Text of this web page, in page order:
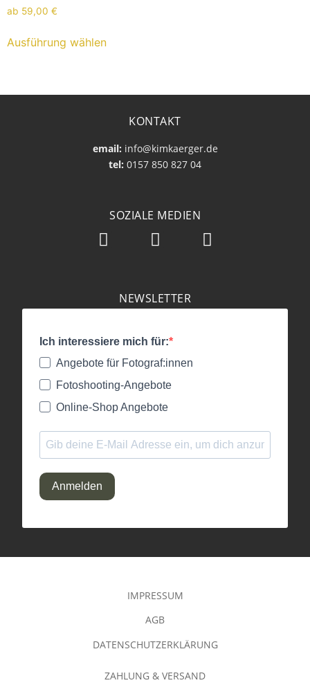
ab 59,00 €
Ausführung wählen
KONTAKT
email: info@kimkaerger.de
tel: 0157 850 827 04
SOZIALE MEDIEN
NEWSLETTER
Ich interessiere mich für:
Angebote für Fotograf:innen
Fotoshooting-Angebote
Online-Shop Angebote
Anmelden
IMPRESSUM
AGB
DATENSCHUTZERKLÄRUNG
ZAHLUNG & VERSAND